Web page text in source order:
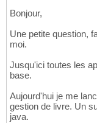
Bonjour,
Une petite question,
moi.
Jusqu'ici toutes les
base.
Aujourd'hui je me
gestion de livre. Un
java.